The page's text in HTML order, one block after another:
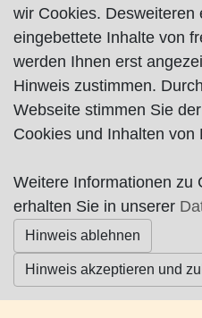
Impressum|Datenschutz
© Worpswede24 2015-
wir Cookies. Desweiteren
eingebettete Inhalte von
werden Ihnen erst
Hinweis zustimmen.
Webseite stimmen Sie
Cookies und Inhalten von
Weitere Informationen zu
erhalten Sie in unserer
Hinweis ablehnen
Hinweis akzeptieren und